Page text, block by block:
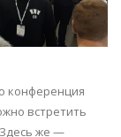
конференция
встретить
же —